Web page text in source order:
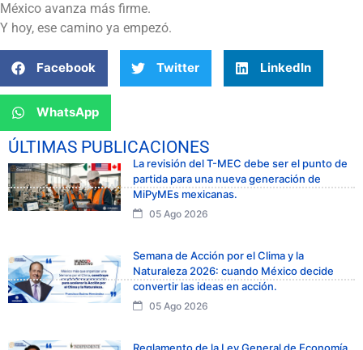
México avanza más firme.
Y hoy, ese camino ya empezó.
Facebook Twitter LinkedIn
WhatsApp
ÚLTIMAS PUBLICACIONES
La revisión del T-MEC debe ser el punto de
partida para una nueva generación de
MiPyMEs mexicanas.
05 Ago 2026
Semana de Acción por el Clima y la
Naturaleza 2026: cuando México decide
convertir las ideas en acción.
05 Ago 2026
Reglamento de la Ley General de Economía